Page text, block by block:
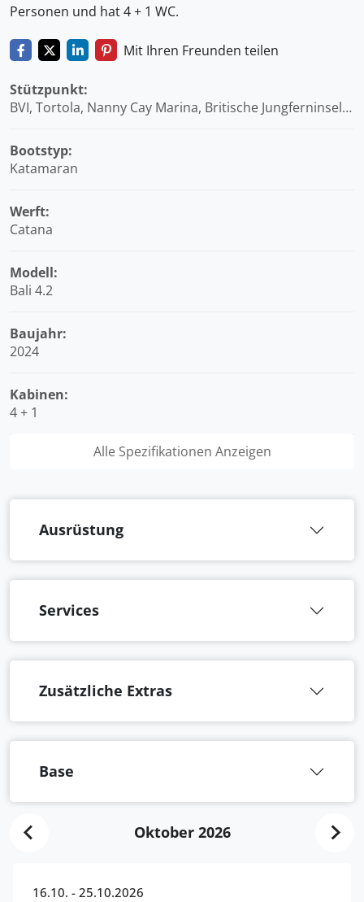
Personen und hat 4 + 1 WC.
Mit Ihren Freunden teilen
Stützpunkt:
BVI, Tortola, Nanny Cay Marina, Britische Jungferninseln
Bootstyp:
Katamaran
Werft:
Catana
Modell:
Bali 4.2
Baujahr:
2024
Kabinen:
4 + 1
Alle Spezifikationen Anzeigen
Ausrüstung
Services
Zusätzliche Extras
Base
Oktober 2026
16.10. - 25.10.2026